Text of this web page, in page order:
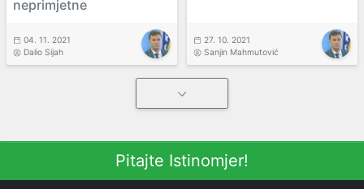
neprimjetne
04. 11. 2021
Dalio Sijah
27. 10. 2021
Sanjin Mahmutović
Pitajte Istinomjer!